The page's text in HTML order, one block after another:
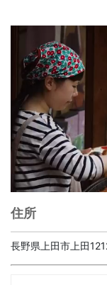
住所
長野県上田市上田